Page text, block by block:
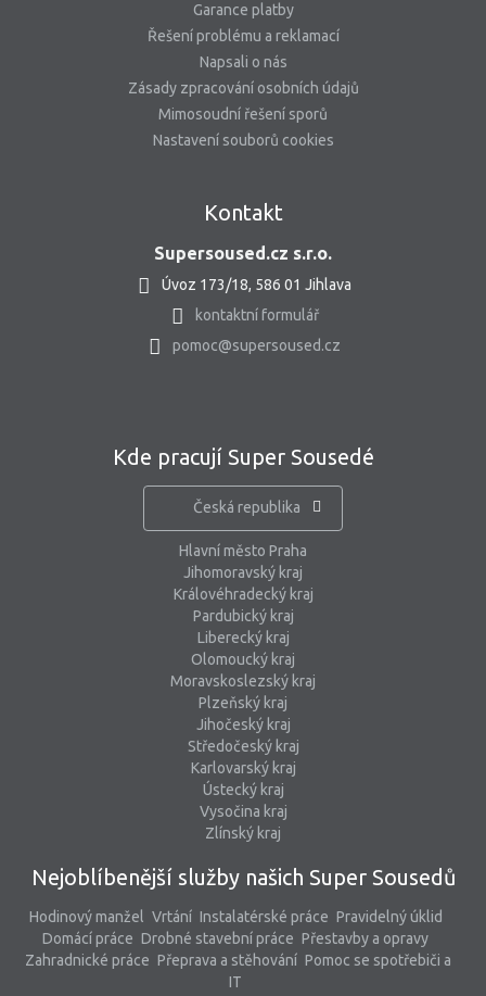
Garance platby
Řešení problému a reklamací
Napsali o nás
Zásady zpracování osobních údajů
Mimosoudní řešení sporů
Nastavení souborů cookies
Kontakt
Supersoused.cz s.r.o.
Úvoz 173/18, 586 01 Jihlava
kontaktní formulář
pomoc@supersoused.cz
Kde pracují Super Sousedé
Česká republika
Hlavní město Praha
Jihomoravský kraj
Královéhradecký kraj
Pardubický kraj
Liberecký kraj
Olomoucký kraj
Moravskoslezský kraj
Plzeňský kraj
Jihočeský kraj
Středočeský kraj
Karlovarský kraj
Ústecký kraj
Vysočina kraj
Zlínský kraj
Nejoblíbenější služby našich Super Sousedů
Hodinový manžel Vrtání Instalatérské práce Pravidelný úklid
Domácí práce Drobné stavební práce Přestavby a opravy
Zahradnické práce Přeprava a stěhování Pomoc se spotřebiči a
IT